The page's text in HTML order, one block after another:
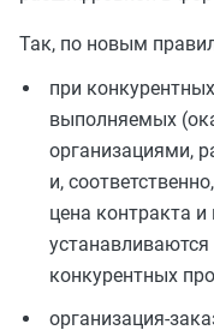
Так, по новым
при
выполняемых
организациями,
и,
цена контракта
конкурентных
организация-